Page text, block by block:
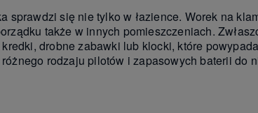
sprawdzi się nie tylko w łazience. Worek na
także w innych pomieszczeniach.
drobne zabawki lub klocki, które
rodzaju pilotów i zapasowych baterii do